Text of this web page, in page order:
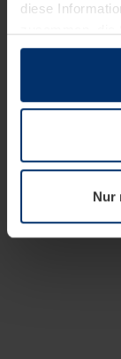
diese
sie im Rahmen
wenn diese für
notwendig
wir Ihre
widerrufen.
Nur